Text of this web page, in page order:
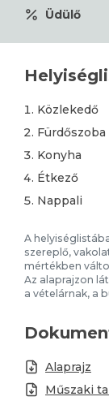
Üdülő
Közlekedő
Fürdőszoba
Konyha
Étkező
Nappali
A
szereplő,
mértékben
Az alaprajzon
a vételárnak, a
Alaprajz
Műszaki